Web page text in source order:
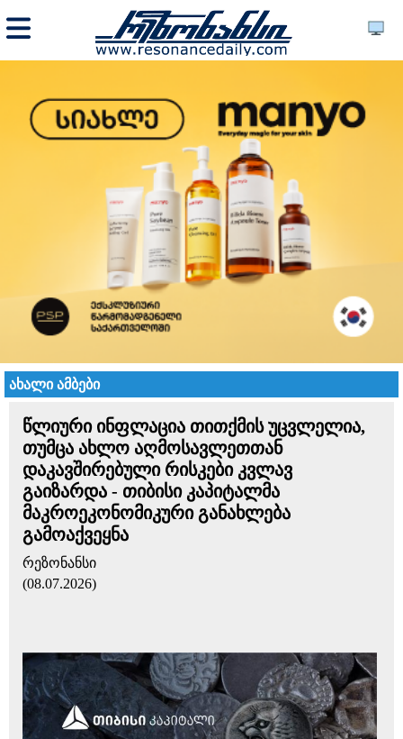
ახალი ამბები
წლიური ინფლაცია თითქმის უცვლელია,
თუმცა ახლო აღმოსავლეთთან
დაკავშირებული რისკები კვლავ
გაიზარდა - თიბისი კაპიტალმა
მაკროეკონომიკური განახლება
გამოაქვეყნა
რეზონანსი
(08.07.2026)